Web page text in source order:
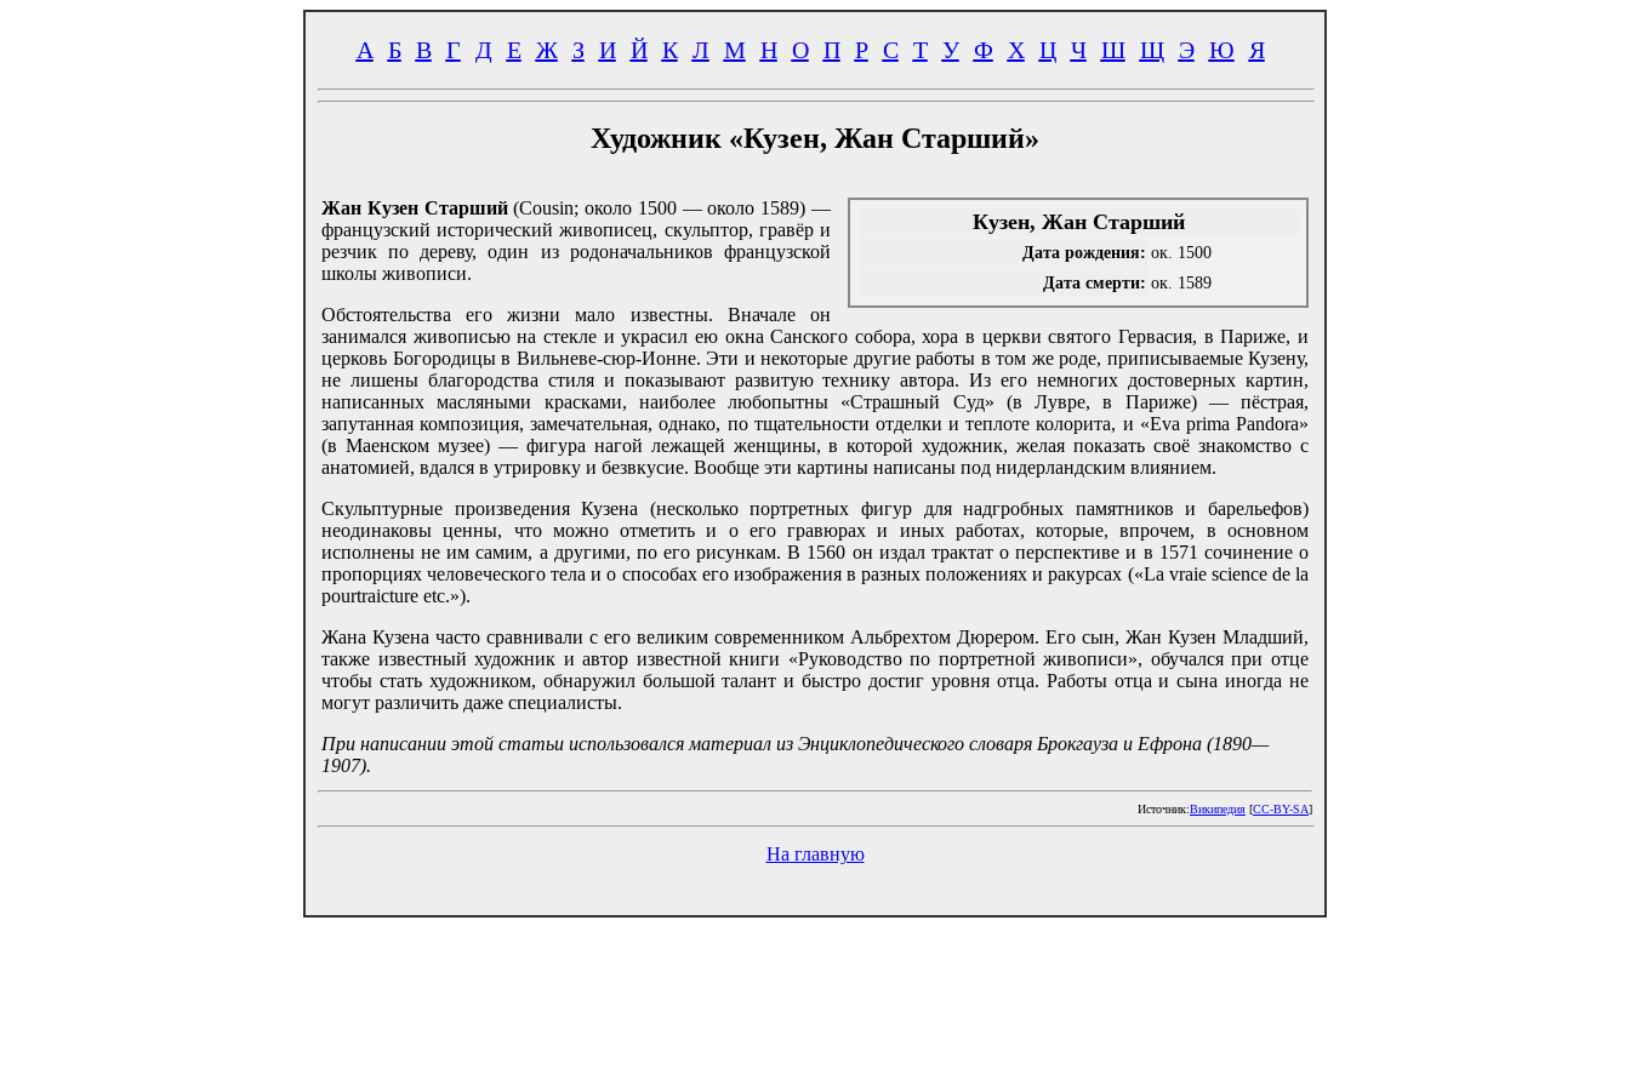
А Б В Г Д Е Ж З И Й К Л М Н О П Р С Т У Ф Х Ц Ч Ш Щ Э Ю Я
Художник «Кузен, Жан Старший»
Кузен, Жан Старший
Дата рождения: ок. 1500
Дата смерти: ок. 1589
Жан Кузен Старший(Cousin; около 1500 — около 1589) —
французский исторический живописец, скульптор, гравёр и
резчик по дереву, один из родоначальников французской
школы живописи.
Обстоятельства его жизни мало известны. Вначале он
занимался живописью на стекле и украсил ею окна Санского собора, хора в церкви святого Гервасия, в Париже, и
церковь Богородицы в Вильневе-сюр-Ионне. Эти и некоторые другие работы в том же роде, приписываемые Кузену,
не лишены благородства стиля и показывают развитую технику автора. Из его немногих достоверных картин,
написанных масляными красками, наиболее любопытны «Страшный Суд» (в Лувре, в Париже) — пёстрая,
запутанная композиция, замечательная, однако, по тщательности отделки и теплоте колорита, и «Eva prima Pandora»
(в Маенском музее) — фигура нагой лежащей женщины, в которой художник, желая показать своё знакомство с
анатомией, вдался в утрировку и безвкусие. Вообще эти картины написаны под нидерландским влиянием.
Скульптурные произведения Кузена (несколько портретных фигур для надгробных памятников и барельефов)
неодинаковы ценны, что можно отметить и о его гравюрах и иных работах, которые, впрочем, в основном
исполнены не им самим, а другими, по его рисункам. В 1560 он издал трактат о перспективе и в 1571 сочинение о
пропорциях человеческого тела и о способах его изображения в разных положениях и ракурсах («La vraie science de la
pourtraicture etc.»).
Жана Кузена часто сравнивали с его великим современником Альбрехтом Дюрером. Его сын, Жан Кузен Младший,
также известный художник и автор известной книги «Руководство по портретной живописи», обучался при отце
чтобы стать художником, обнаружил большой талант и быстро достиг уровня отца. Работы отца и сына иногда не
могут различить даже специалисты.
При написании этой статьи использовался материал из Энциклопедического словаря Брокгауза и Ефрона (1890—
1907).
Источник:Википедия [CC-BY-SA]
На главную